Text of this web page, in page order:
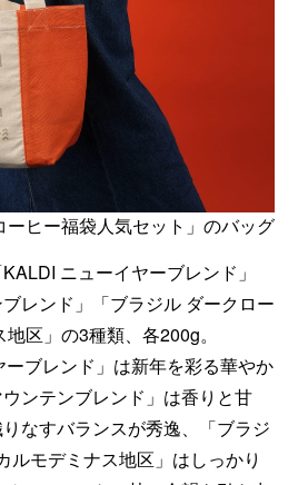
ーヒー福袋人気セット」のバッグ
ニューイヤーブレンド」
ブレンド」「ブラジル ダークロー
区」の3種類、各200g。
ーブレンド」は新年を彩る華やか
ンテンブレンド」は香りと甘
なすバランスが秀逸、「ブラジ
ルモデミナス地区」はしっかり